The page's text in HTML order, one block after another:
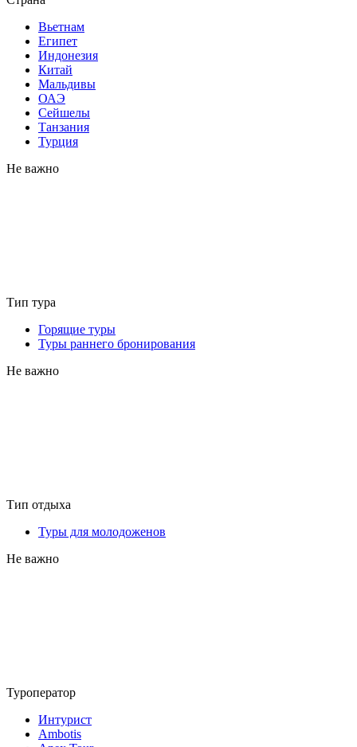
Вьетнам
Египет
Индонезия
Китай
Мальдивы
ОАЭ
Сейшелы
Танзания
Турция
Не важно
Тип тура
Горящие туры
Туры раннего бронирования
Не важно
Тип отдыха
Туры для молодоженов
Не важно
Туроператор
Интурист
Ambotis